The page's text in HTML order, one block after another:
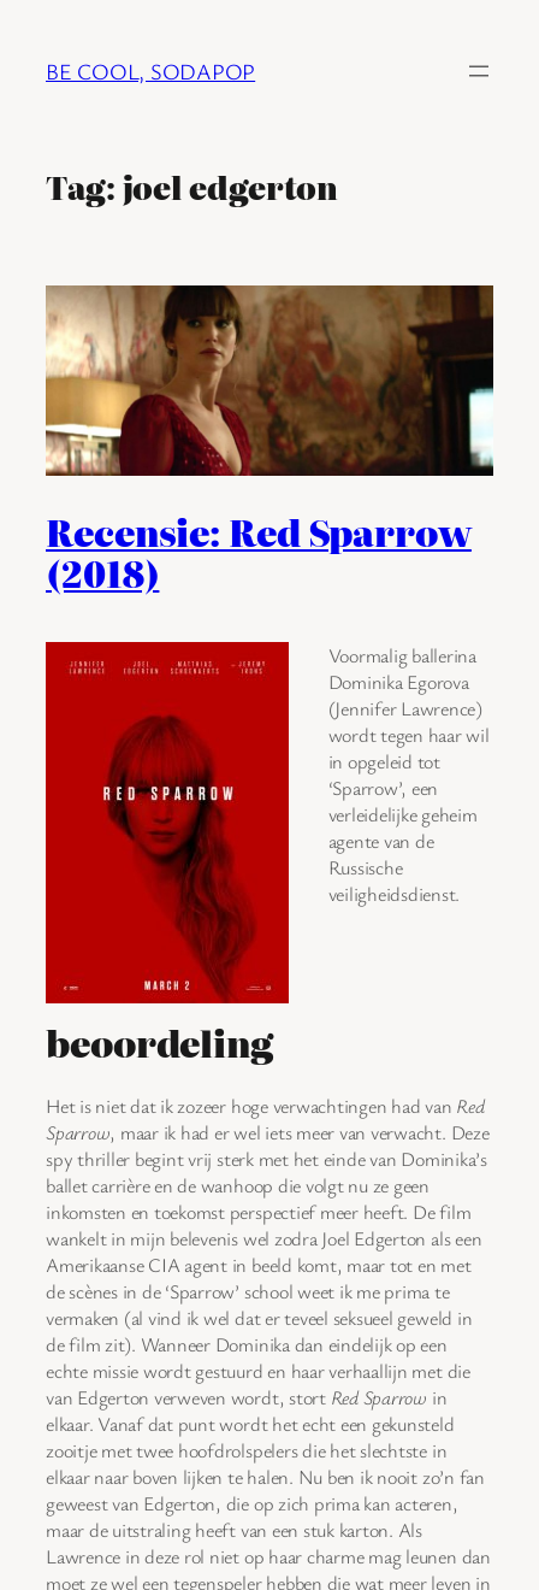
BE COOL, SODAPOP
Tag:joel edgerton
Recensie: Red Sparrow
(2018)
Voormalig ballerina
Dominika Egorova
(Jennifer Lawrence)
wordt tegen haar wil
in opgeleid tot
‘Sparrow’, een
verleidelijke geheim
agente van de
Russische
veiligheidsdienst.
beoordeling
Het is niet dat ik zozeer hoge verwachtingen had van Red
Sparrow, maar ik had er wel iets meer van verwacht. Deze
spy thriller begint vrij sterk met het einde van Dominika’s
ballet carrière en de wanhoop die volgt nu ze geen
inkomsten en toekomst perspectief meer heeft. De film
wankelt in mijn belevenis wel zodra Joel Edgerton als een
Amerikaanse CIA agent in beeld komt, maar tot en met
de scènes in de ‘Sparrow’ school weet ik me prima te
vermaken (al vind ik wel dat er teveel seksueel geweld in
de film zit). Wanneer Dominika dan eindelijk op een
echte missie wordt gestuurd en haar verhaallijn met die
van Edgerton verweven wordt, stort Red Sparrow in
elkaar. Vanaf dat punt wordt het echt een gekunsteld
zooitje met twee hoofdrolspelers die het slechtste in
elkaar naar boven lijken te halen. Nu ben ik nooit zo’n fan
geweest van Edgerton, die op zich prima kan acteren,
maar de uitstraling heeft van een stuk karton. Als
Lawrence in deze rol niet op haar charme mag leunen dan
moet ze wel een tegenspeler hebben die wat meer leven in